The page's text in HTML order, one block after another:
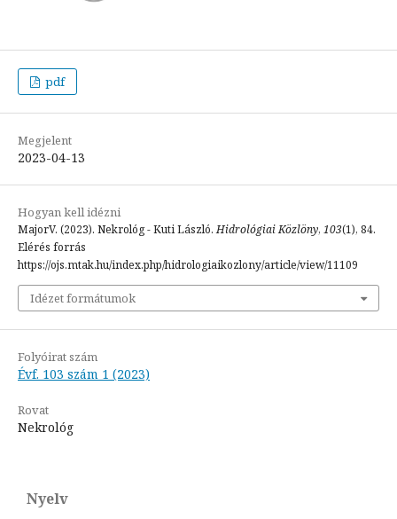
pdf
Megjelent
2023-04-13
Hogyan kell idézni
MajorV. (2023). Nekrológ - Kuti László.Hidrológiai Közlöny, 103(1), 84.
Elérés forrás
https://ojs.mtak.hu/index.php/hidrologiaikozlony/article/view/11109
Idézet formátumok
Folyóirat szám
Évf. 103 szám 1 (2023)
Rovat
Nekrológ
Nyelv